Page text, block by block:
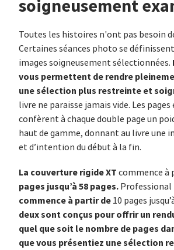
soigneusement
Toutes les histoires n'ont pas besoin
Certaines séances photo se
images soigneusement sélectionnées.
vous permettent de rendre
une sélection plus restreinte et
livre ne paraisse jamais vide. Les
confèrent à chaque double page un
haut de gamme, donnant au livre une
et d’intention du début à la fin.
La couverture rigide XT commence à
pages jusqu’à 58 pages. Professional
commence à partir de 10 pages
deux sont conçus pour offrir un
quel que soit le nombre de pages
que vous présentiez une sélection